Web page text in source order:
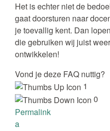
Het is echter niet de
gaat doorsturen naar
je toevallig kent. Dan
die gebruiken wij juist
ontwikkelen!
Vond je deze FAQ nuttig?
1
0
Permalink
a